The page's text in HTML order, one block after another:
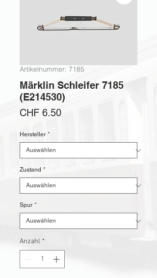
Artikelnummer: 7185
Märklin Schleifer 7185
(E214530)
CHF 6.50Preis
Hersteller *
Zustand *
Spur *
Anzahl *